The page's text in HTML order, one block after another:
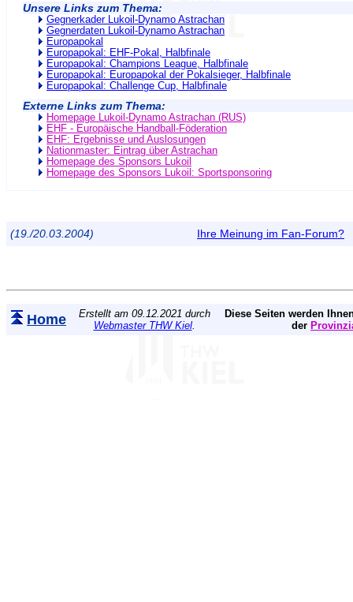
Unsere Links zum Thema:
Gegnerkader Lukoil-Dynamo Astrachan
Gegnerdaten Lukoil-Dynamo Astrachan
Europapokal
Europapokal: EHF-Pokal, Halbfinale
Europapokal: Champions League, Halbfinale
Europapokal: Europapokal der Pokalsieger, Halbfinale
Europapokal: Challenge Cup, Halbfinale
Externe Links zum Thema:
Homepage Lukoil-Dynamo Astrachan (RUS)
EHF - Europäische Handball-Föderation
EHF: Ergebnisse und Auslosungen
Nationmaster: Eintrag über Astrachan
Homepage des Sponsors Lukoil
Homepage des Sponsors Lukoil: Sportsponsoring
(19./20.03.2004) Ihre Meinung im Fan-Forum?
Home
Erstellt am 09.12.2021 durch
Webmaster THW Kiel.
Diese Seiten werden
der